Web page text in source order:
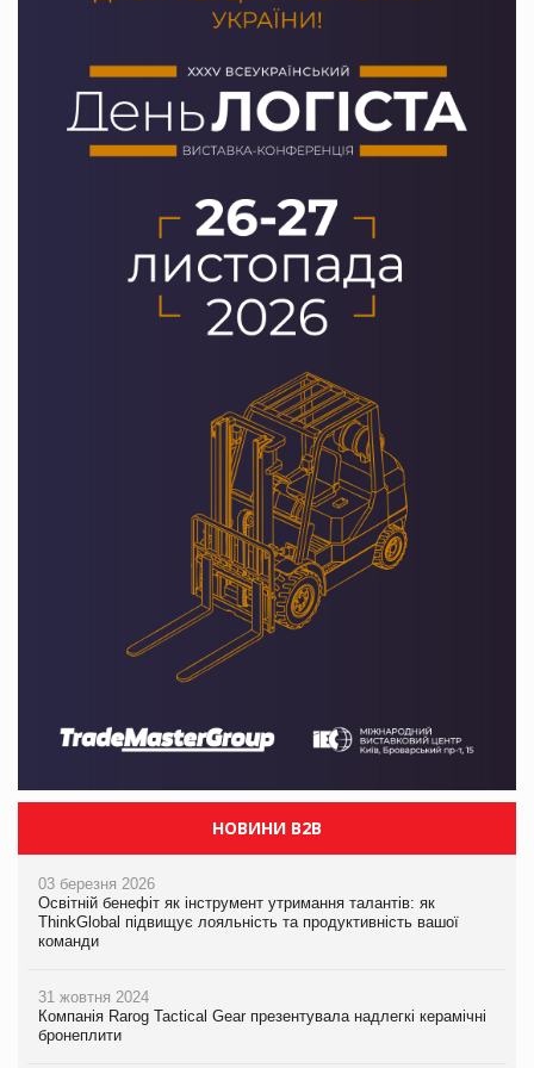
НОВИНИ B2B
03 березня 2026
Освітній бенефіт як інструмент утримання талантів: як
ThinkGlobal підвищує лояльність та продуктивність вашої
команди
31 жовтня 2024
Компанія Rarog Tactical Gear презентувала надлегкі керамічні
бронеплити